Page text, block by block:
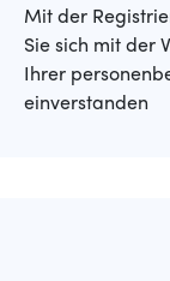
Mit der
Sie sich mit der
Ihrer
einverstanden